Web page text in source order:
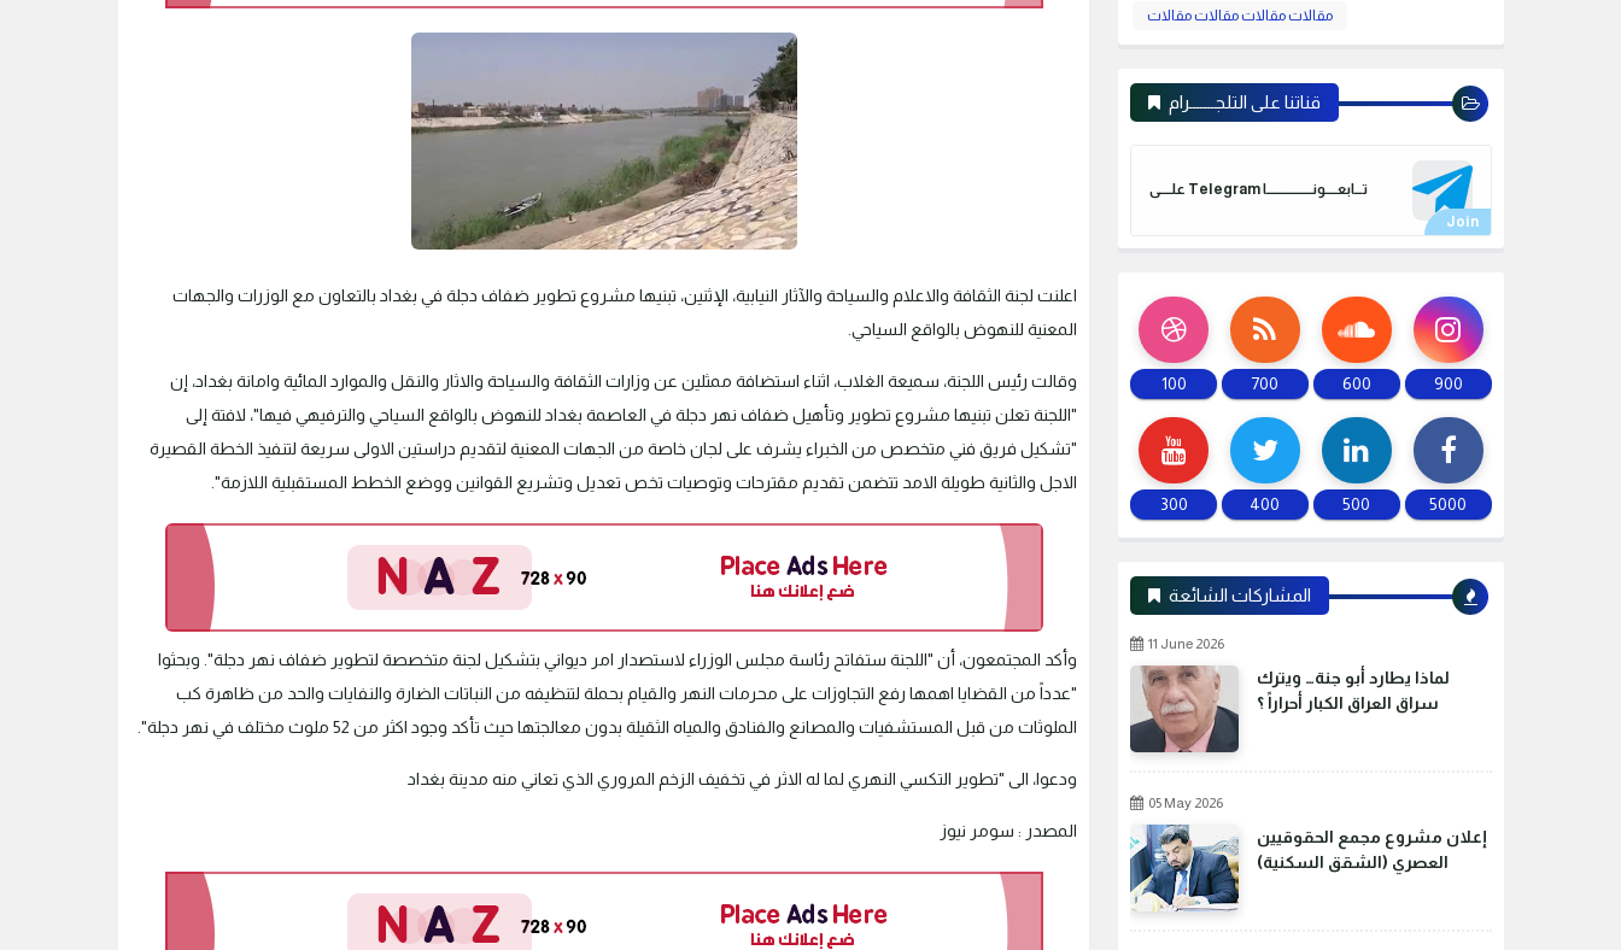
اعلنت لجنة الثقافة والاعلام والسياحة والآثار النيابية، الإثنين، تبنيها مشروع تطوير ضفاف دجلة في بغداد بالتعاون مع الوزرات والجهات
المعنية للنهوض بالواقع السياحي.
وقالت رئيس اللجنة، سميعة الغلاب، اثناء استضافة ممثلين عن وزارات الثقافة والسياحة والاثار والنقل والموارد المائية وامانة بغداد، إن
"اللجنة تعلن تبنيها مشروع تطوير وتأهيل ضفاف نهر دجلة في العاصمة بغداد للنهوض بالواقع السياحي والترفيهي فيها"، لافتة إلى
"تشكيل فريق فني متخصص من الخبراء يشرف على لجان خاصة من الجهات المعنية لتقديم دراستين الاولى سريعة لتنفيذ الخطة القصيرة
الاجل والثانية طويلة الامد تتضمن تقديم مقترحات وتوصيات تخص تعديل وتشريع القوانين ووضع الخطط المستقبلية اللازمة".
وأكد المجتمعون، أن "اللجنة ستفاتح رئاسة مجلس الوزراء لاستصدار امر ديواني بتشكيل لجنة متخصصة لتطوير ضفاف نهر دجلة". وبحثوا
"عدداً من القضايا اهمها رفع التجاوزات على محرمات النهر والقيام بحملة لتنظيفه من النباتات الضارة والنفايات والحد من ظاهرة كب
الملوثات من قبل المستشفيات والمصانع والفنادق والمياه الثقيلة بدون معالجتها حيث تأكد وجود اكثر من 52 ملوث مختلف في نهر دجلة".
ودعوا، الى "تطوير التكسي النهري لما له الاثر في تخفيف الزخم المروري الذي تعاني منه مدينة بغداد
المصدر : سومر نيوز
مقالات مقالات مقالات مقالات
قناتنا على التلجـــــــرام
علـــــى Telegram تـــابعـــــونـــــــــــــــــــا
100 700 600 900
300 400 500 5000
المشاركات الشائعة
11 June 2026
لماذا يطارد أبو جنة… ويترك
سراق العراق الكبار أحراراً ؟
05 May 2026
إعلان مشروع مجمع الحقوقيين
العصري (الشقق السكنية)